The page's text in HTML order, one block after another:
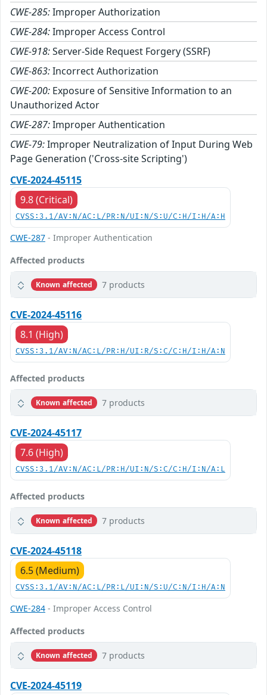
CWE-285:Improper Authorization
CWE-284:Improper Access Control
CWE-918:Server-Side Request Forgery (SSRF)
CWE-863:Incorrect Authorization
CWE-200: Exposure of Sensitive Information to an
Unauthorized Actor
CWE-287:Improper Authentication
CWE-79:Improper Neutralization of Input During Web
Page Generation ('Cross-site Scripting')
CVE-2024-45115
9.8 (Critical)
CVSS:3.1/AV:N/AC:L/PR:N/UI:N/S:U/C:H/I:H/A:H
CWE-287 - Improper Authentication
Affected products
Known affected 7 products
CVE-2024-45116
8.1 (High)
CVSS:3.1/AV:N/AC:L/PR:H/UI:R/S:C/C:H/I:H/A:N
Affected products
Known affected 7 products
CVE-2024-45117
7.6 (High)
CVSS:3.1/AV:N/AC:L/PR:H/UI:N/S:C/C:H/I:N/A:L
Affected products
Known affected 7 products
CVE-2024-45118
6.5 (Medium)
CVSS:3.1/AV:N/AC:L/PR:L/UI:N/S:U/C:N/I:H/A:N
CWE-284 - Improper Access Control
Affected products
Known affected 7 products
CVE-2024-45119